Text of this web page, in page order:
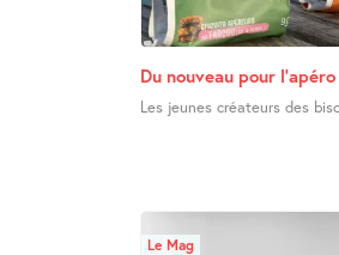
Du nouveau pour
Les jeunes créateurs des
Le Mag